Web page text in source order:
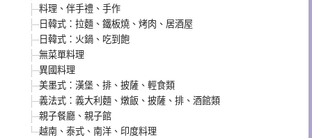
料理、伴手禮、手作
日韓式：拉麵、鐵板燒、烤肉、居酒屋
日韓式：火鍋、吃到飽
無菜單料理
異國料理
美墨式：漢堡、排、披薩、輕食類
義法式：義大利麵、燉飯、披薩、排、酒館類
親子餐廳、親子館
越南、泰式、南洋、印度料理